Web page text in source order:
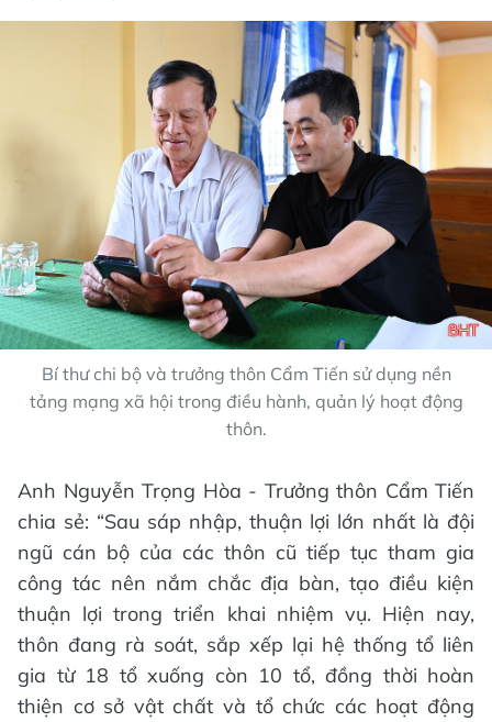
Bí thư chi bộ và trưởng thôn Cẩm Tiến sử dụng nền
tảng mạng xã hội trong điều hành, quản lý hoạt động
thôn.
Anh Nguyễn Trọng Hòa - Trưởng thôn Cẩm Tiến
chia sẻ: “Sau sáp nhập, thuận lợi lớn nhất là đội
ngũ cán bộ của các thôn cũ tiếp tục tham gia
công tác nên nắm chắc địa bàn, tạo điều kiện
thuận lợi trong triển khai nhiệm vụ. Hiện nay,
thôn đang rà soát, sắp xếp lại hệ thống tổ liên
gia từ 18 tổ xuống còn 10 tổ, đồng thời hoàn
thiện cơ sở vật chất và tổ chức các hoạt động